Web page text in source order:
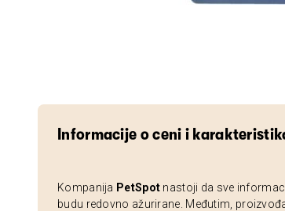
Informacije o ceni i
Kompanija PetSpot nastoji da sve
budu redovno ažurirane. Međutim,